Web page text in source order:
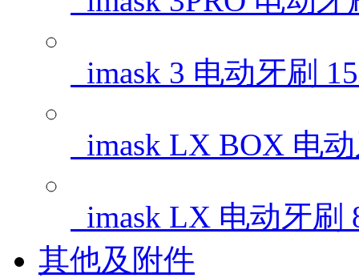
imask 3 电动牙刷
imask LX BOX 电
imask LX 电动牙刷
其他及附件